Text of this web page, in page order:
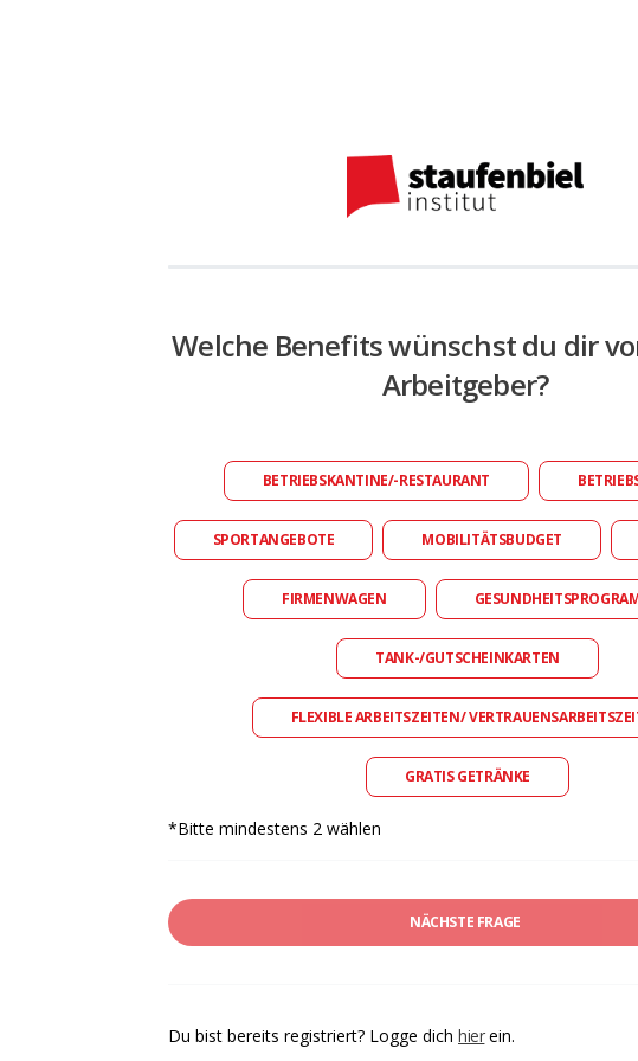
Welche Benefits wünschst du dir
Arbeitgeber?
BETRIEBSKANTINE/-RESTAURANT
SPORTANGEBOTE MOBILITÄTSBUDGET
FIRMENWAGEN
TANK-/GUTSCHEINKARTEN
FLEXIBLE ARBEITSZEITEN/
GRATIS GETRÄNKE
*Bitte mindestens 2 wählen
NÄCHSTE FRAGE
Du bist bereits registriert? Logge dich hierein.